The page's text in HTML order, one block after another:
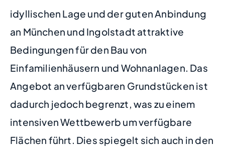
idyllischen Lage und der guten Anbindung
an München und Ingolstadt attraktive
Bedingungen für den Bau von
Einfamilienhäusern und Wohnanlagen. Das
Angebot an verfügbaren Grundstücken ist
dadurch jedoch begrenzt, was zu einem
intensiven Wettbewerb um verfügbare
Flächen führt. Dies spiegelt sich auch in den